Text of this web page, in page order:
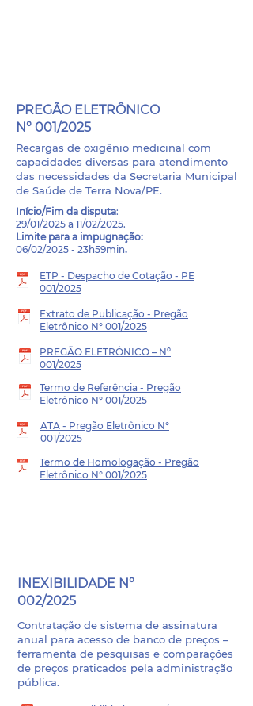
PREGÃO ELETRÔNICO
N° 001/2025
Recargas de oxigênio medicinal com
capacidades diversas para atendimento
das necessidades da Secretaria Municipal
de Saúde de Terra Nova/PE.
Início/Fim da disputa:
29/01/2025 a 11/02/2025.
Limite para a impugnação:
06/02/2025 - 23h59min.
ETP - Despacho de Cotação - PE
001/2025
Extrato de Publicação - Pregão
Eletrônico N° 001/2025
PREGÃO ELETRÔNICO – Nº
001/2025
Termo de Referência - Pregão
Eletrônico N° 001/2025
ATA - Pregão Eletrônico N°
001/2025
Termo de Homologação - Pregão
Eletrônico N° 001/2025
INEXIBILIDADE N°
002/2025
Contratação de sistema de assinatura
anual para acesso de banco de preços –
ferramenta de pesquisas e comparações
de preços praticados pela administração
pública.